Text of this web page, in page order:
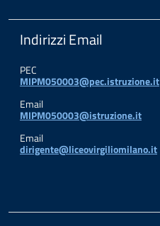
Indirizzi Email
PEC
MIPM050003@pec.istruzione.it
Email
MIPM050003@istruzione.it
Email
dirigente@liceovirgiliomilano.it